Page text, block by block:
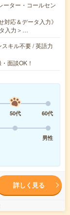
ーター・コールセン
対応＆データ入力》
入力＞…
キル不要 / 英語力
面談OK！
50代
60代
男性
詳しく見る